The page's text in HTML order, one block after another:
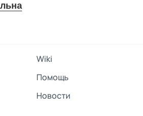
Wiki
Помощь
Новости